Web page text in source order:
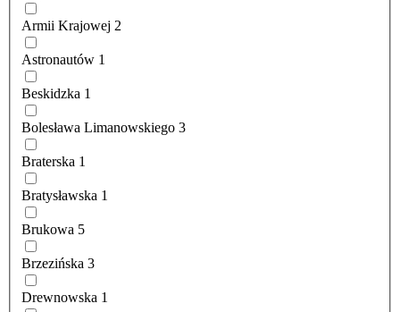
Armii Krajowej 2
Astronautów 1
Beskidzka 1
Bolesława Limanowskiego 3
Braterska 1
Bratysławska 1
Brukowa 5
Brzezińska 3
Drewnowska 1